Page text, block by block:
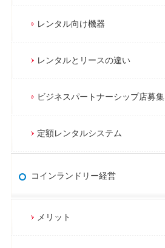
レンタル向け機器
レンタルとリースの違い
ビジネスパートナーシップ店募集
定額レンタルシステム
コインランドリー経営
メリット